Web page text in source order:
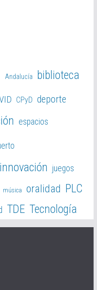
Andalucía biblioteca
CPyD deporte
espacios
innovación juegos
música oralidad PLC
TDE Tecnología